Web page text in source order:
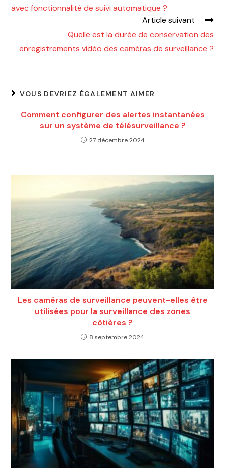
avec fonctionnalité de suivi automatique ?
Article suivant
Quelle est la durée de conservation des
enregistrements vidéo des caméras de surveillance ?
VOUS DEVRIEZ ÉGALEMENT AIMER
Comment configurer des alertes instantanées
sur un système de télésurveillance ?
27 décembre 2024
Les caméras de surveillance peuvent-elles être
utilisées pour la surveillance des zones
côtières ?
8 septembre 2024